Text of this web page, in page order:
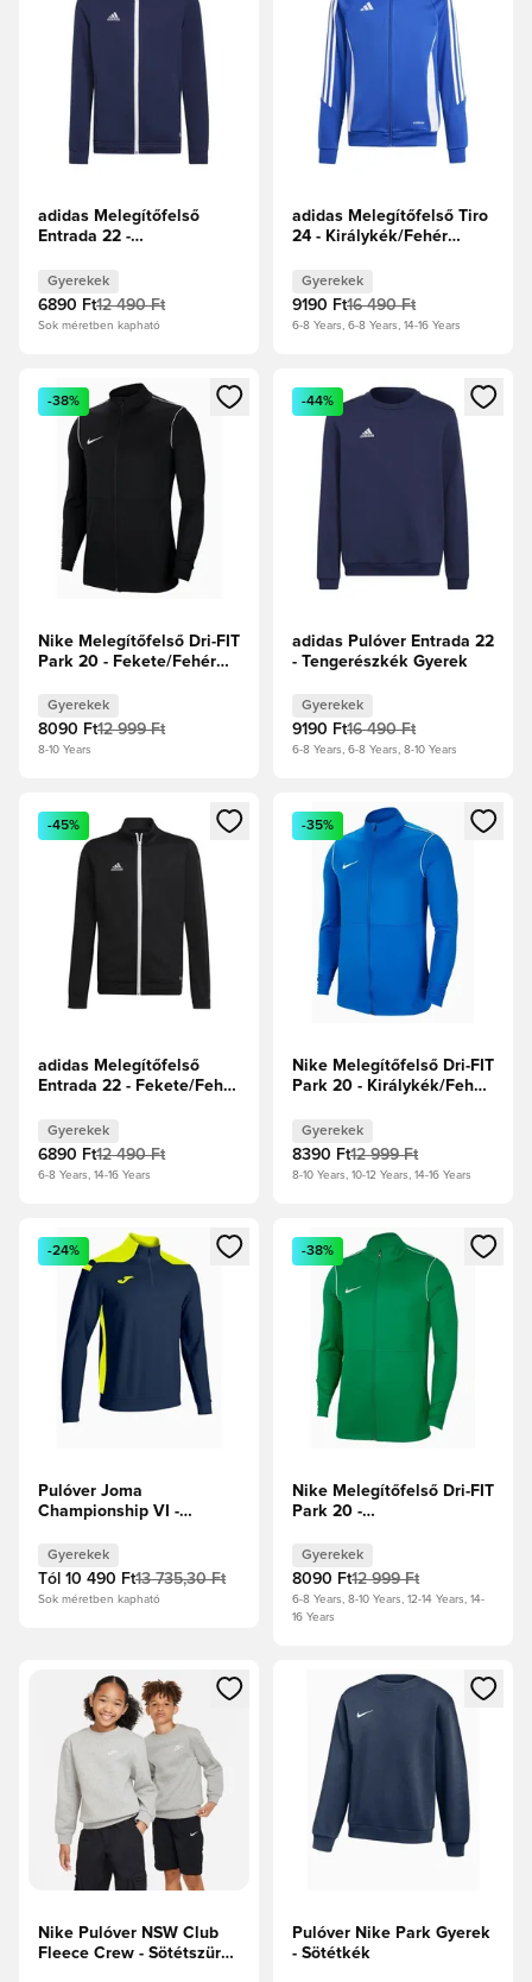
adidas Melegítőfelső
Entrada 22 -
Gyerekek
6890 Ft12 490 Ft
Sok méretben kapható
adidas Melegítőfelső Tiro
24 - Királykék/Fehér
Gyerekek
9190 Ft16 490 Ft
6-8 Years, 6-8 Years, 14-16 Years
Megnyit egy modált a bejelentkezéshez vagy a tagként
-38%
Nike Melegítőfelső Dri-FIT
Park 20 - Fekete/Fehér
Gyerekek
8090 Ft12 999 Ft
8-10 Years
Megnyit egy modált a
-44%
adidas Pulóver Entrada 22
- Tengerészkék Gyerek
Gyerekek
9190 Ft16 490 Ft
6-8 Years, 6-8 Years, 8-10 Years
Megnyit egy modált a bejelentkezéshez vagy a tagként
-45%
adidas Melegítőfelső
Entrada 22 - Fekete/Fehér
Gyerekek
6890 Ft12 490 Ft
6-8 Years, 14-16 Years
Megnyit egy modált a
-35%
Nike Melegítőfelső Dri-FIT
Park 20 - Királykék/Fehér
Gyerekek
8390 Ft12 999 Ft
8-10 Years, 10-12 Years, 14-16 Years
Megnyit egy modált a bejelentkezéshez vagy a tagként
-24%
Pulóver Joma
Championship VI -
Gyerekek
Tól 10 490 Ft13 735,30 Ft
Sok méretben kapható
Megnyit egy modált a
-38%
Nike Melegítőfelső Dri-FIT
Park 20 -
Gyerekek
8090 Ft12 999 Ft
6-8 Years, 8-10 Years, 12-14 Years, 14-
16 Years
Megnyit egy modált a bejelentkezéshez vagy a tagként
Nike Pulóver NSW Club
Fleece Crew - Sötétszürke
Megnyit egy modált a
Pulóver Nike Park Gyerek
- Sötétkék